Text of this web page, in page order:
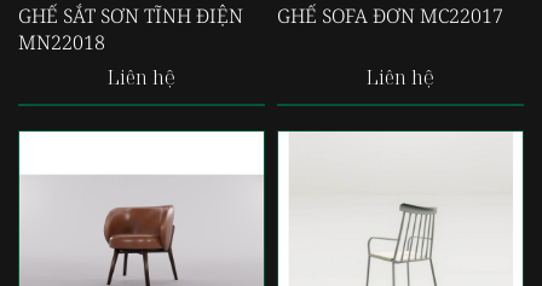
GHẾ SẮT SƠN TĨNH ĐIỆN
MN22018
Liên hệ
GHẾ SOFA ĐƠN MC22017
Liên hệ